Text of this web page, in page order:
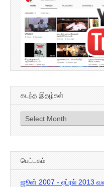
கடந்த இதழ்கள்
கடந்த
இதழ்கள்
பெட்டகம்
ஜூன் 2007 - ஏப்ரல் 2013